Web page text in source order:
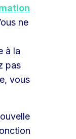
ne
à la
pas
vous